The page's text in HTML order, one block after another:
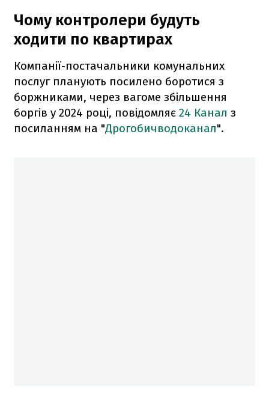
Чому контролери будуть
ходити по квартирах
Компанії-постачальники комунальних
послуг планують посилено боротися з
боржниками, через вагоме збільшення
боргів у 2024 році, повідомляє 24 Канал з
посиланням на "Дрогобичводоканал".